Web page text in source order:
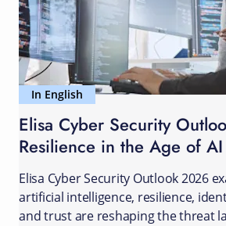
In English
Elisa Cyber Security
Resilience in the Age of AI
Elisa Cyber Security Outlook 2026
artificial intelligence, resilience,
and trust are reshaping the threat